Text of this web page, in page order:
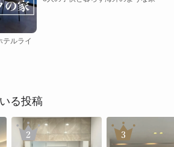
テルライ
る投稿